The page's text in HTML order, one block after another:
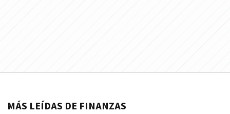
MÁS LEÍDAS DE FINANZAS